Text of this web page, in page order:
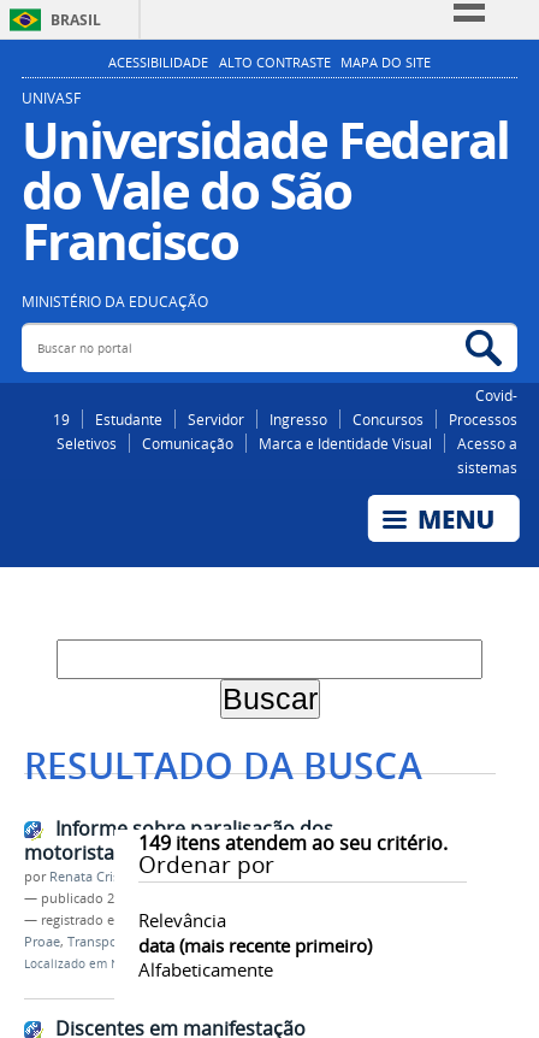
BRASIL
Simplifique!
Participe
Acesso à informação
Legislação
ACESSIBILIDADE ALTO CONTRASTE MAPA DO SITE
UNIVASF
Universidade Federal
do Vale do São
Francisco
MINISTÉRIO DA EDUCAÇÃO
Buscar no portal
Covid-
19
Estudante Servidor Ingresso Concursos
Processos
Seletivos
Comunicação Marca e Identidade Visual
Acesso a
sistemas
RESULTADO DA BUSCA
149itens atendem ao seu critério.
Ordenar por
Relevância
data (mais recente primeiro)
Alfabeticamente
Informe sobre paralisação dos
motoristas
por Renata Cristina de Sá Barreto Freitas
— publicado 27/02/2025
— registrado em:
Gabinete da Reitoria
Proae, Transportes
Localizado em Notícias
Discentes em manifestação